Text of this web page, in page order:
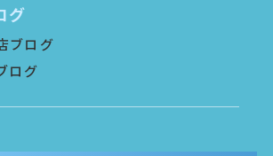
グ
ブログ
ログ